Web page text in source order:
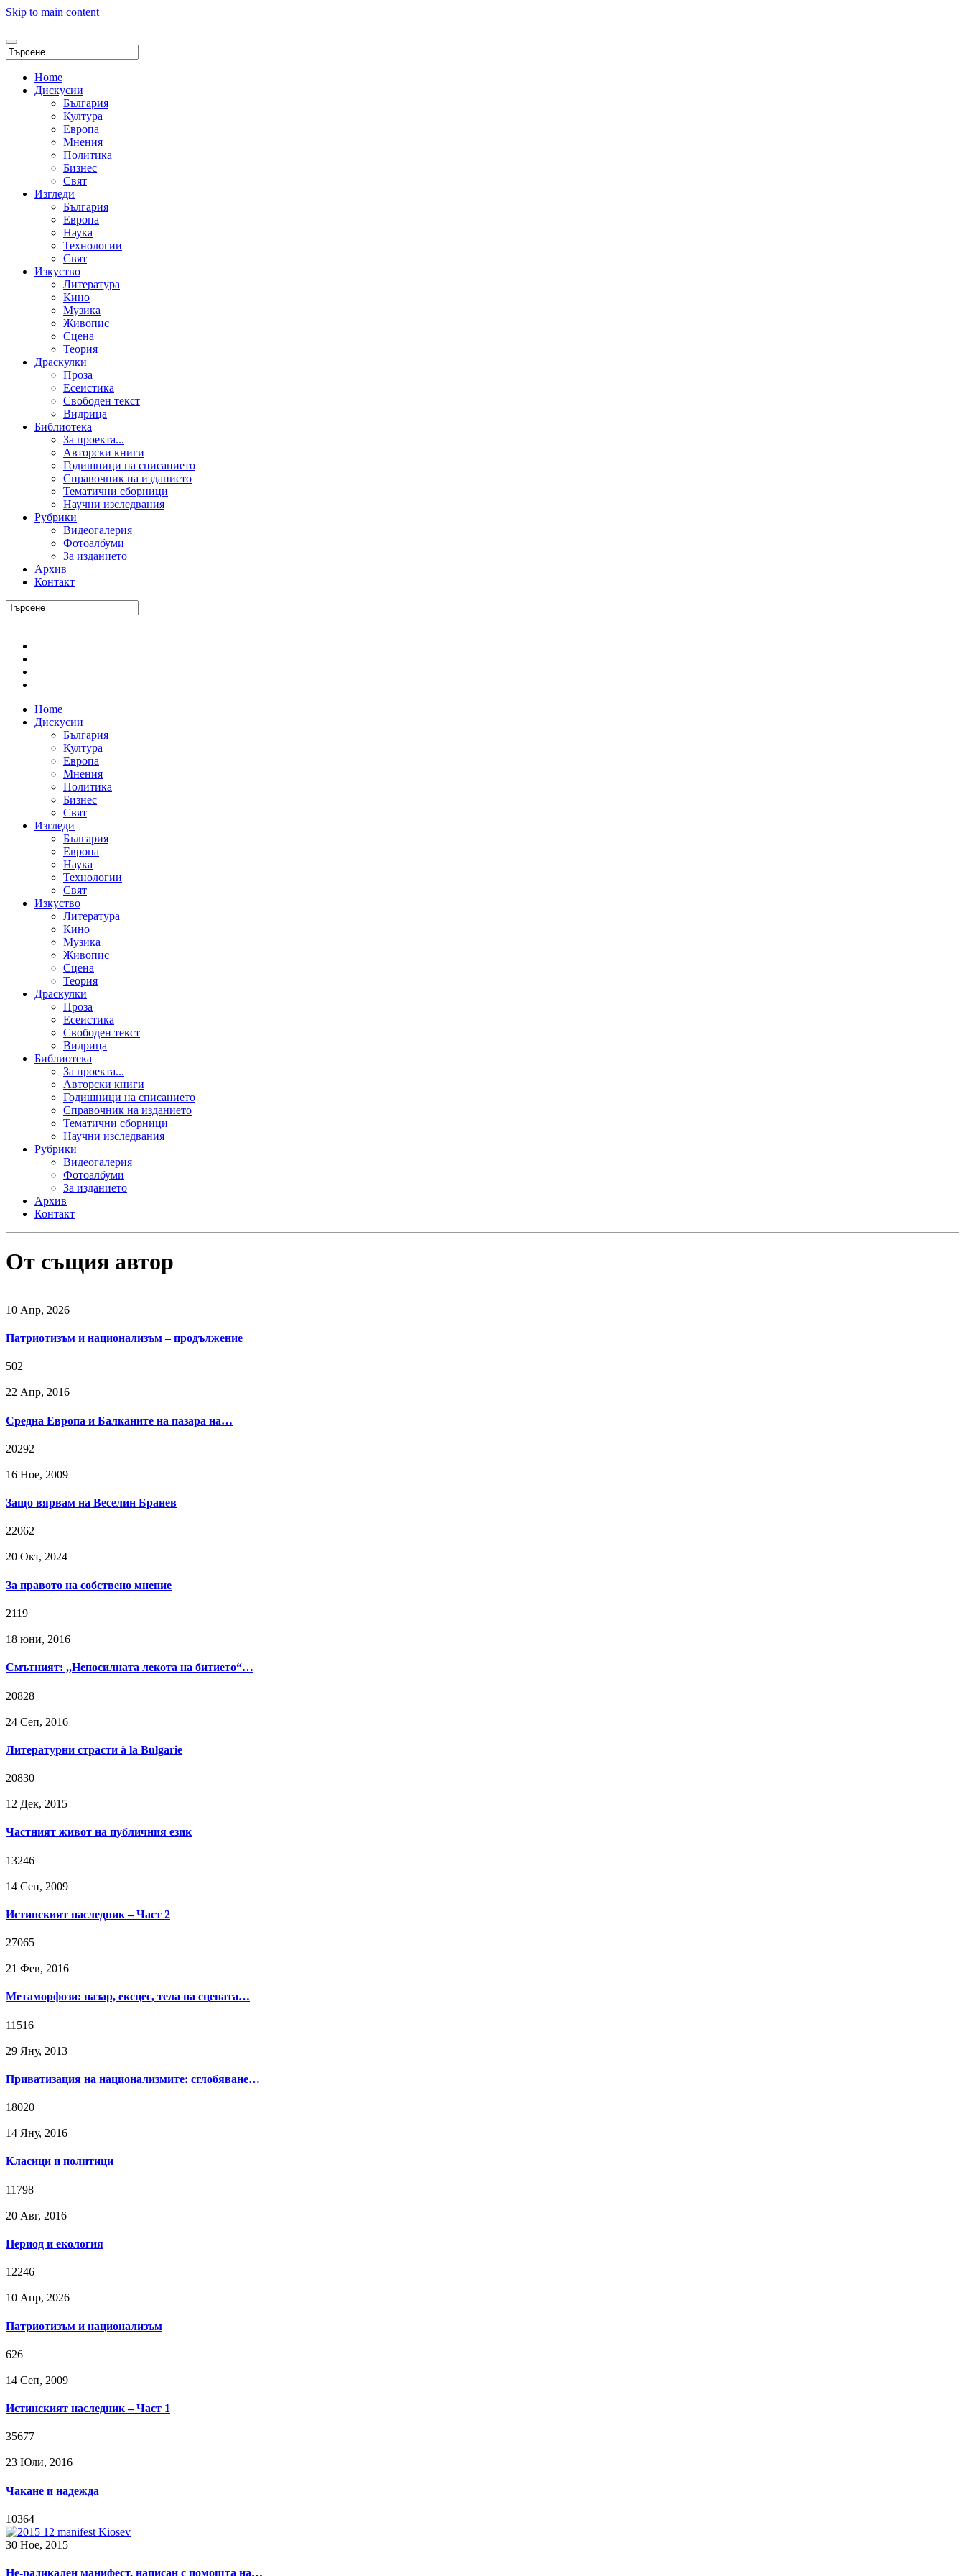
Skip to main content
Home
Дискусии
България
Култура
Европа
Мнения
Политика
Бизнес
Свят
Изгледи
България
Европа
Наука
Технологии
Свят
Изкуство
Литература
Кино
Музика
Живопис
Сцена
Теория
Драскулки
Проза
Есеистика
Свободен текст
Видрица
Библиотека
За проекта...
Авторски книги
Годишници на списанието
Справочник на изданието
Тематични сборници
Научни изследвания
Рубрики
Видеогалерия
Фотоалбуми
За изданието
Архив
Контакт
Home
Дискусии
България
Култура
Европа
Мнения
Политика
Бизнес
Свят
Изгледи
България
Европа
Наука
Технологии
Свят
Изкуство
Литература
Кино
Музика
Живопис
Сцена
Теория
Драскулки
Проза
Есеистика
Свободен текст
Видрица
Библиотека
За проекта...
Авторски книги
Годишници на списанието
Справочник на изданието
Тематични сборници
Научни изследвания
Рубрики
Видеогалерия
Фотоалбуми
За изданието
Архив
Контакт
От същия автор
10 Апр, 2026
Патриотизъм и национализъм – продължение
502
22 Апр, 2016
Средна Европа и Балканите на пазара на…
20292
16 Ное, 2009
Защо вярвам на Веселин Бранев
22062
20 Окт, 2024
За правото на собствено мнение
2119
18 юни, 2016
Смътният: ,,Непосилната лекота на битието“…
20828
24 Сeп, 2016
Литературни страсти à la Bulgarie
20830
12 Дек, 2015
Частният живот на публичния език
13246
14 Сeп, 2009
Истинският наследник – Част 2
27065
21 Фев, 2016
Метаморфози: пазар, ексцес, тела на сцената…
11516
29 Яну, 2013
Приватизация на национализмите: сглобяване…
18020
14 Яну, 2016
Класици и политици
11798
20 Авг, 2016
Период и екология
12246
10 Апр, 2026
Патриотизъм и национализъм
626
14 Сeп, 2009
Истинският наследник – Част 1
35677
23 Юли, 2016
Чакане и надежда
10364
30 Ное, 2015
Не-радикален манифест, написан с помощта на…